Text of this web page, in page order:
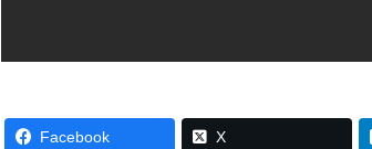
Facebook X